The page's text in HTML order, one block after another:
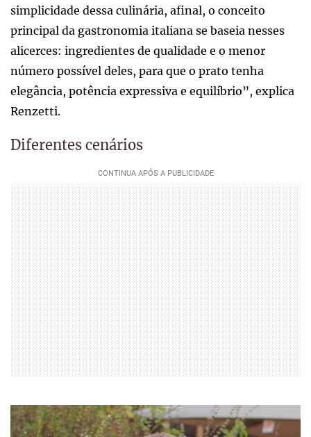
simplicidade dessa culinária, afinal, o conceito
principal da gastronomia italiana se baseia nesses
alicerces: ingredientes de qualidade e o menor
número possível deles, para que o prato tenha
elegância, potência expressiva e equilíbrio”, explica
Renzetti.
Diferentes cenários